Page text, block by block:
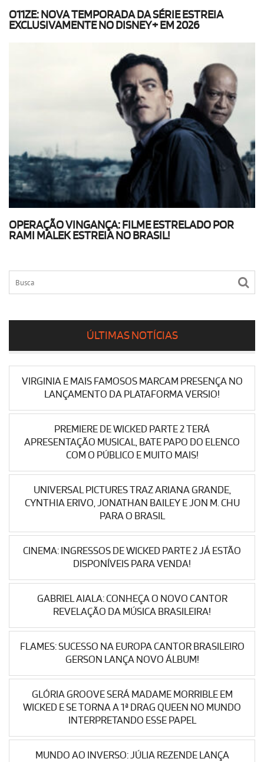
O11ZE: NOVA TEMPORADA DA SÉRIE ESTREIA
EXCLUSIVAMENTE NO DISNEY+ EM 2026
OPERAÇÃO VINGANÇA: FILME ESTRELADO POR
RAMI MALEK ESTREIA NO BRASIL!
ÚLTIMAS NOTÍCIAS
VIRGINIA E MAIS FAMOSOS MARCAM PRESENÇA NO
LANÇAMENTO DA PLATAFORMA VERSIO!
PREMIERE DE WICKED PARTE 2 TERÁ
APRESENTAÇÃO MUSICAL, BATE PAPO DO ELENCO
COM O PÚBLICO E MUITO MAIS!
UNIVERSAL PICTURES TRAZ ARIANA GRANDE,
CYNTHIA ERIVO, JONATHAN BAILEY E JON M. CHU
PARA O BRASIL
CINEMA: INGRESSOS DE WICKED PARTE 2 JÁ ESTÃO
DISPONÍVEIS PARA VENDA!
GABRIEL AIALA: CONHEÇA O NOVO CANTOR
REVELAÇÃO DA MÚSICA BRASILEIRA!
FLAMES: SUCESSO NA EUROPA CANTOR BRASILEIRO
GERSON LANÇA NOVO ÁLBUM!
GLÓRIA GROOVE SERÁ MADAME MORRIBLE EM
WICKED E SE TORNA A 1ª DRAG QUEEN NO MUNDO
INTERPRETANDO ESSE PAPEL
MUNDO AO INVERSO: JÚLIA REZENDE LANÇA